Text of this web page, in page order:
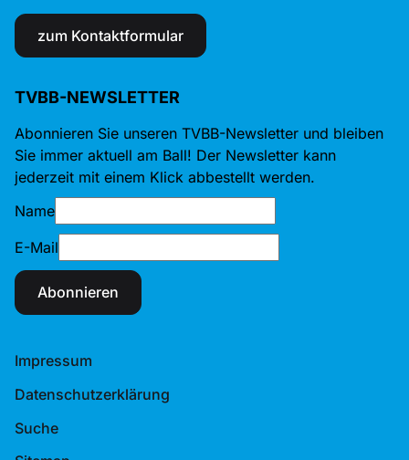
zum Kontaktformular
TVBB-NEWSLETTER
Abonnieren Sie unseren TVBB-Newsletter und bleiben
Sie immer aktuell am Ball! Der Newsletter kann
jederzeit mit einem Klick abbestellt werden.
Name
E-Mail
Abonnieren
Impressum
Datenschutzerklärung
Suche